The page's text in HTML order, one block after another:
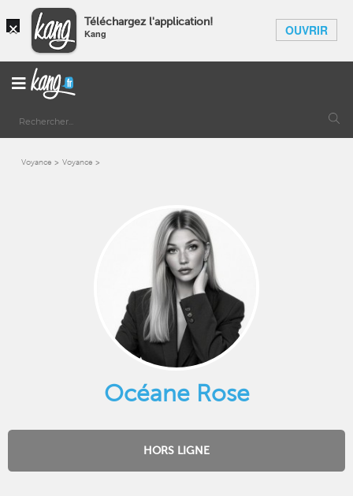
× Téléchargez l'application!
Kang OUVRIR
Voyance Voyance
Océane Rose
HORS LIGNE